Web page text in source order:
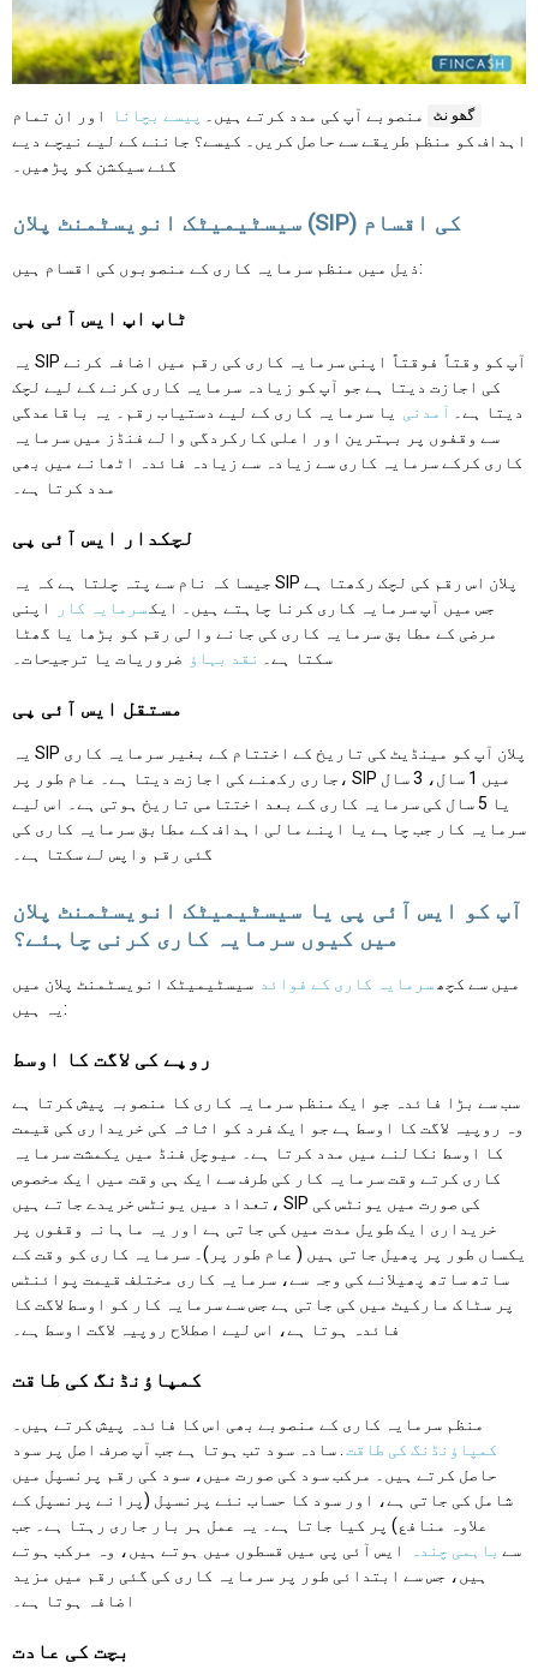
گھونٹ منصوبے آپ کی مدد کرتے ہیں۔ پیسے بچانا
اور ان تمام
اہداف کو منظم طریقے سے حاصل کریں۔ کیسے؟ جاننے کے لیے نیچے دیے
گئے سیکشن کو پڑھیں۔
سیسٹیمیٹک انویسٹمنٹ پلان (SIP) کی اقسام
ذیل میں منظم سرمایہ کاری کے منصوبوں کی اقسام ہیں:
ٹاپ اپ ایس آئی پی
یہ SIP آپ کو وقتاً فوقتاً اپنی سرمایہ کاری کی رقم میں اضافہ کرنے
کی اجازت دیتا ہے جو آپ کو زیادہ سرمایہ کاری کرنے کے لیے لچک
دیتا ہے۔ آمدنی یا سرمایہ کاری کے لیے دستیاب رقم۔ یہ باقاعدگی
سے وقفوں پر بہترین اور اعلی کارکردگی والے فنڈز میں سرمایہ
کاری کرکے سرمایہ کاری سے زیادہ سے زیادہ فائدہ اٹھانے میں بھی
مدد کرتا ہے۔
لچکدار ایس آئی پی
جیسا کہ نام سے پتہ چلتا ہے کہ یہ SIP پلان اس رقم کی لچک رکھتا ہے
جس میں آپ سرمایہ کاری کرنا چاہتے ہیں۔ ایک سرمایہ کار
اپنی
مرضی کے مطابق سرمایہ کاری کی جانے والی رقم کو بڑھا یا گھٹا
سکتا ہے۔
نقد بہاؤ ضروریات یا ترجیحات۔
مستقل ایس آئی پی
یہ SIP پلان آپ کو مینڈیٹ کی تاریخ کے اختتام کے بغیر سرمایہ کاری
جاری رکھنے کی اجازت دیتا ہے۔ عام طور پر، SIP میں 1 سال، 3 سال
یا 5 سال کی سرمایہ کاری کے بعد اختتامی تاریخ ہوتی ہے۔ اس لیے
سرمایہ کار جب چاہے یا اپنے مالی اہداف کے مطابق سرمایہ کاری کی
گئی رقم واپس لے سکتا ہے۔
آپ کو ایس آئی پی یا سیسٹیمیٹک انویسٹمنٹ پلان
میں کیوں سرمایہ کاری کرنی چاہئے؟
میں سے کچھ سرمایہ کاری کے فوائد سیسٹیمیٹک انویسٹمنٹ پلان میں
یہ ہیں:
روپے کی لاگت کا اوسط
سب سے بڑا فائدہ جو ایک منظم سرمایہ کاری کا منصوبہ پیش کرتا ہے
وہ روپیہ لاگت کا اوسط ہے جو ایک فرد کو اثاثہ کی خریداری کی قیمت
کا اوسط نکالنے میں مدد کرتا ہے۔ میوچل فنڈ میں یکمشت سرمایہ
کاری کرتے وقت سرمایہ کار کی طرف سے ایک ہی وقت میں ایک مخصوص
تعداد میں یونٹس خریدے جاتے ہیں، SIP کی صورت میں یونٹس کی
خریداری ایک طویل مدت میں کی جاتی ہے اور یہ ماہانہ وقفوں پر
یکساں طور پر پھیل جاتی ہیں ( عام طور پر)۔ سرمایہ کاری کو وقت کے
ساتھ ساتھ پھیلانے کی وجہ سے، سرمایہ کاری مختلف قیمت پوائنٹس
پر سٹاک مارکیٹ میں کی جاتی ہے جس سے سرمایہ کار کو اوسط لاگت کا
فائدہ ہوتا ہے، اس لیے اصطلاح روپیہ لاگت اوسط ہے۔
کمپاؤنڈنگ کی طاقت
منظم سرمایہ کاری کے منصوبے بھی اس کا فائدہ پیش کرتے ہیں۔
کمپاؤنڈنگ کی طاقت. سادہ سود تب ہوتا ہے جب آپ صرف اصل پر سود
حاصل کرتے ہیں۔ مرکب سود کی صورت میں، سود کی رقم پرنسپل میں
شامل کی جاتی ہے، اور سود کا حساب نئے پرنسپل (پرانے پرنسپل کے
علاوہ منافع) پر کیا جاتا ہے۔ یہ عمل ہر بار جاری رہتا ہے۔ جب
سے باہمی چندہ
ایس آئی پی میں قسطوں میں ہوتے ہیں، وہ مرکب ہوتے
ہیں، جس سے ابتدائی طور پر سرمایہ کاری کی گئی رقم میں مزید
اضافہ ہوتا ہے۔
بچت کی عادت